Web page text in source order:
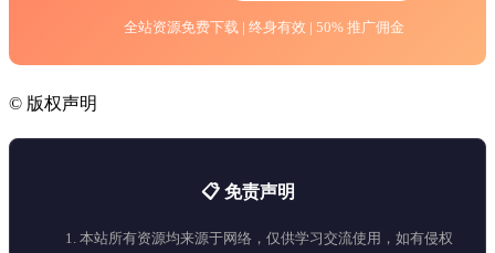
全站资源免费下载 | 终身有效 | 50% 推广佣金
© 版权声明
📋 免责声明
1. 本站所有资源均来源于网络，仅供学习交流使用，如有侵权